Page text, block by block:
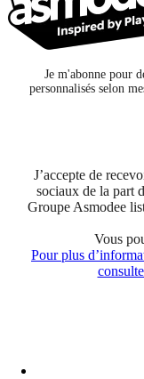
Je m'abonne pour
personnalisés selon
J’accepte de
sociaux de la part
Groupe Asmodee
Vous
Pour plus